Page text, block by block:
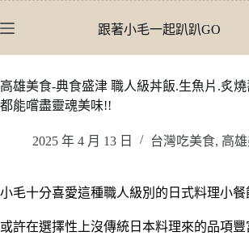
至
內
容
跟著小毛一起趴趴GO
高雄美食-典食盛津 職人級丼飯.生魚片.炙燒
都能嚐盡靈魂美味!!
2025 年 4 月 13 日 台灣吃美食, 高
小毛十分喜愛這種職人級別的日式料理小餐
或許在選擇性上沒傳統日本料理來的品項豐